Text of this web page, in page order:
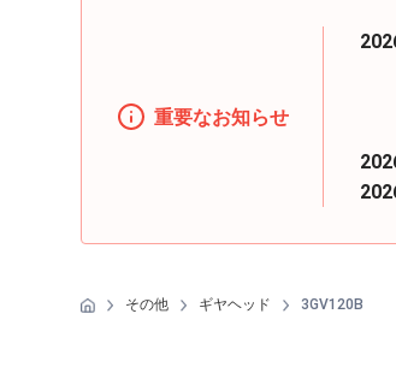
重要なお知らせ
その他 ギヤヘッド 3GV120B